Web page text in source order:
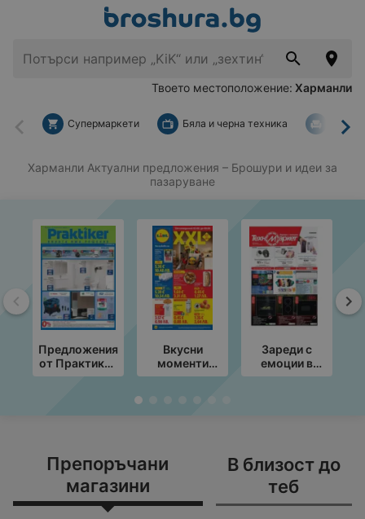
Твоето местоположение: Харманли
Назад
Супермаркети Бяла и черна техника За
Харманли Актуални предложения – Брошури и идеи за
пазаруване
Назад
Предложения
от Практикер
с валидност
Вкусни
моменти
край грила с
с валидност
Зареди с
емоции в
Техномаркет
Препоръчани
магазини
В близост до
теб